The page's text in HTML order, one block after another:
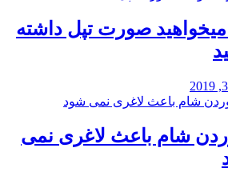
میخواهید صورت تپل داشته
شام باعث لاغری نمی